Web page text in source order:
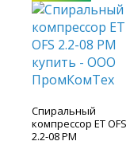
Спиральный
компрессор ET OFS
2.2-08 PM